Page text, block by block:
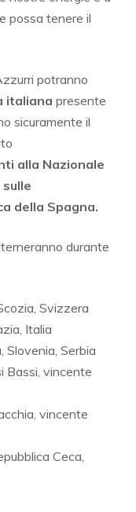
possa tenere il
potranno
italiana presente
sicuramente il
alla Nazionale
della Spagna.
durante
Svizzera
Italia
Slovenia, Serbia
Bassi, vincente
vincente
Ceca,